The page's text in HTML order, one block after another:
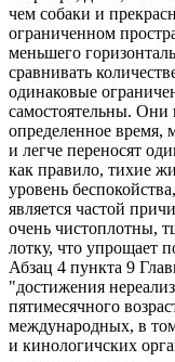
чем собаки и
ограниченном
меньшего
сравнивать
одинаковые
самостоятельны. Они
определенное время,
и легче переносят
как правило, тихие
уровень
является частой
очень чистоплотны,
лотку, что упрощает
Абзац 4 пункта 9
"достижения
пятимесячного
международных, в
и кинологичских